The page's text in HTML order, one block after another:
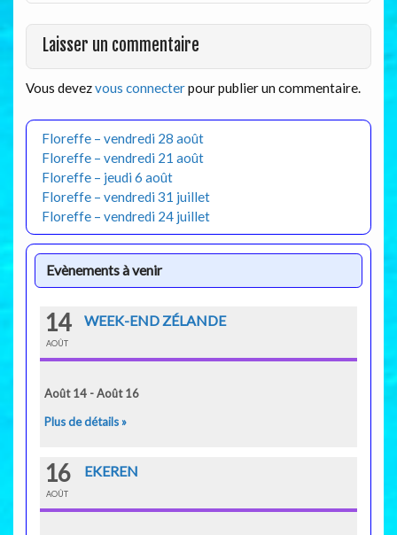
Laisser un commentaire
Vous devezvous connecterpour publier un commentaire.
Floreffe – vendredi 28 août
Floreffe – vendredi 21 août
Floreffe – jeudi 6 août
Floreffe – vendredi 31 juillet
Floreffe – vendredi 24 juillet
Evènements à venir
14
AOÛT
WEEK-END ZÉLANDE
Août 14 - Août 16
Plus de détails »
16
AOÛT
EKEREN